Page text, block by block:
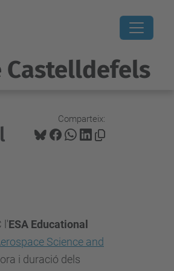
Castelldefels
Comparteix:
l'ESA Educational
Science and
i duració dels